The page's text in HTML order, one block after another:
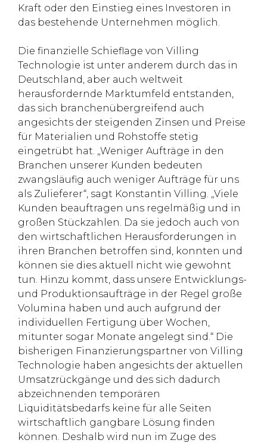
Kraft oder den Einstieg eines Investoren in
das bestehende Unternehmen möglich.
Die finanzielle Schieflage von Villing
Technologie ist unter anderem durch das in
Deutschland, aber auch weltweit
herausfordernde Marktumfeld entstanden,
das sich branchenübergreifend auch
angesichts der steigenden Zinsen und Preise
für Materialien und Rohstoffe stetig
eingetrübt hat. „Weniger Aufträge in den
Branchen unserer Kunden bedeuten
zwangsläufig auch weniger Aufträge für uns
als Zulieferer“, sagt Konstantin Villing. „Viele
Kunden beauftragen uns regelmäßig und in
großen Stückzahlen. Da sie jedoch auch von
den wirtschaftlichen Herausforderungen in
ihren Branchen betroffen sind, konnten und
können sie dies aktuell nicht wie gewohnt
tun. Hinzu kommt, dass unsere Entwicklungs-
und Produktionsaufträge in der Regel große
Volumina haben und auch aufgrund der
individuellen Fertigung über Wochen,
mitunter sogar Monate angelegt sind.“ Die
bisherigen Finanzierungspartner von Villing
Technologie haben angesichts der aktuellen
Umsatzrückgänge und des sich dadurch
abzeichnenden temporären
Liquiditätsbedarfs keine für alle Seiten
wirtschaftlich gangbare Lösung finden
können. Deshalb wird nun im Zuge des